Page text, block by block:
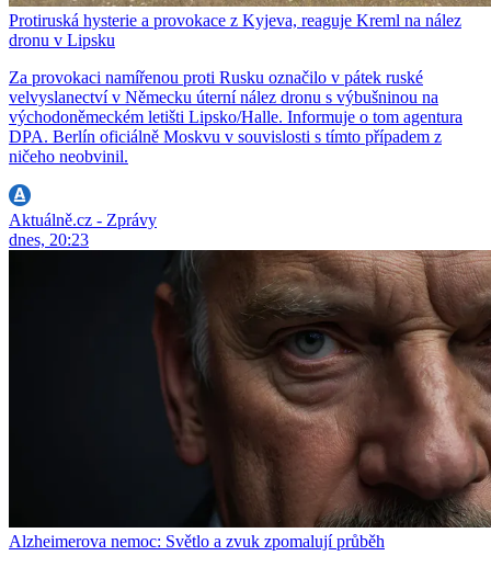
Protiruská hysterie a provokace z Kyjeva, reaguje Kreml na nález
dronu v Lipsku
Za provokaci namířenou proti Rusku označilo v pátek ruské
velvyslanectví v Německu úterní nález dronu s výbušninou na
východoněmeckém letišti Lipsko/Halle. Informuje o tom agentura
DPA. Berlín oficiálně Moskvu v souvislosti s tímto případem z
ničeho neobvinil.
Aktuálně.cz - Zprávy
dnes, 20:23
Alzheimerova nemoc: Světlo a zvuk zpomalují průběh